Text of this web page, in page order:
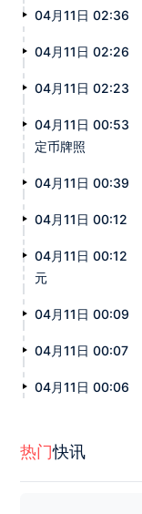
04月11日 02:36
04月11日 02:26
04月11日 02:23
04月11日 00:53
定币牌照
04月11日 00:39
04月11日 00:12
04月11日 00:12
元
04月11日 00:09
04月11日 00:07
04月11日 00:06
热门快讯